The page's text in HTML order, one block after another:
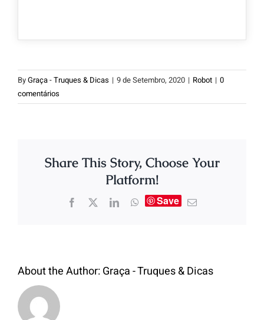
ByGraça - Truques & Dicas | 9 de Setembro, 2020 | Robot | 0
comentários
Share This Story, Choose Your
Platform!
Save
About the Author:Graça - Truques & Dicas